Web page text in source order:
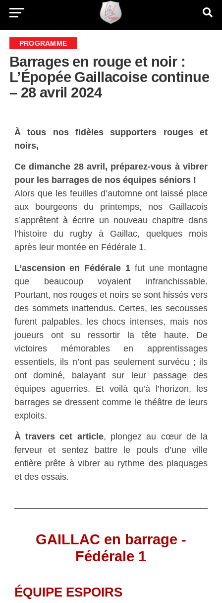
PROGRAMME
Barrages en rouge et noir :
L’Épopée Gaillacoise continue
– 28 avril 2024
À tous nos fidèles supporters rouges et
noirs,
Ce dimanche 28 avril, préparez-vous à vibrer
pour les barrages de nos équipes séniors !
Alors que les feuilles d’automne ont laissé place
aux bourgeons du printemps, nos Gaillacois
s’apprêtent à écrire un nouveau chapitre dans
l’histoire du rugby à Gaillac, quelques mois
après leur montée en Fédérale 1.
L’ascension en Fédérale 1fut une montagne
que beaucoup voyaient infranchissable.
Pourtant, nos rouges et noirs se sont hissés vers
des sommets inattendus. Certes, les secousses
furent palpables, les chocs intenses, mais nos
joueurs ont su ressortir la tête haute. De
victoires mémorables en apprentissages
essentiels, ils n’ont pas seulement survécu ; ils
ont dominé, balayant sur leur passage des
équipes aguerries. Et voilà qu’à l’horizon, les
barrages se dressent comme le théâtre de leurs
exploits.
À travers cet article, plongez au cœur de la
ferveur et sentez battre le pouls d’une ville
entière prête à vibrer au rythme des plaquages
et des essais.
GAILLAC en barrage -
Fédérale 1
ÉQUIPE ESPOIRS